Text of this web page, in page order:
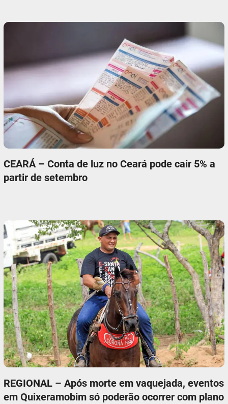
CEARÁ – Conta de luz no Ceará pode cair 5% a
partir de setembro
REGIONAL – Após morte em vaquejada, eventos
em Quixeramobim só poderão ocorrer com plano